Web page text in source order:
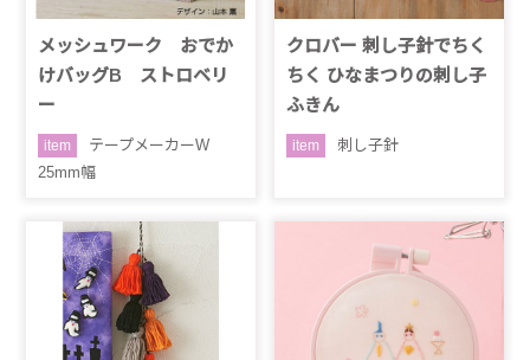
メッシュワーク おでか
けバッグB ストロベリ
ー
item
テープメーカーW
25mm幅
クロバー 刺し子針でちく
ちく ひなまつりの刺し子
ふきん
item 刺し子針